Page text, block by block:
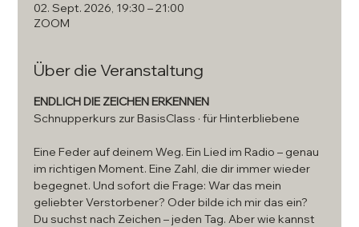
02. Sept. 2026, 19:30 – 21:00
ZOOM
Über die Veranstaltung
ENDLICH DIE ZEICHEN ERKENNEN
Schnupperkurs zur BasisClass · für Hinterbliebene
Eine Feder auf deinem Weg. Ein Lied im Radio – genau
im richtigen Moment. Eine Zahl, die dir immer wieder
begegnet. Und sofort die Frage: War das mein
geliebter Verstorbener? Oder bilde ich mir das ein?
Du suchst nach Zeichen – jeden Tag. Aber wie kannst